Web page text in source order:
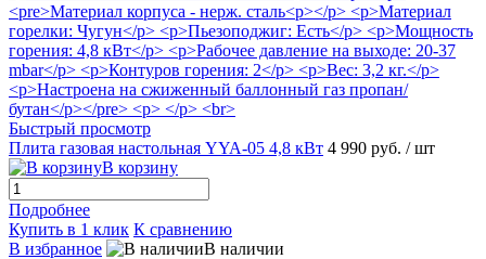
Быстрый просмотр
Плита газовая настольная YYA-05 4,8 кВт 4 990 руб. / шт
В корзину
Подробнее
Купить в 1 клик К сравнению
В избранное
В наличии